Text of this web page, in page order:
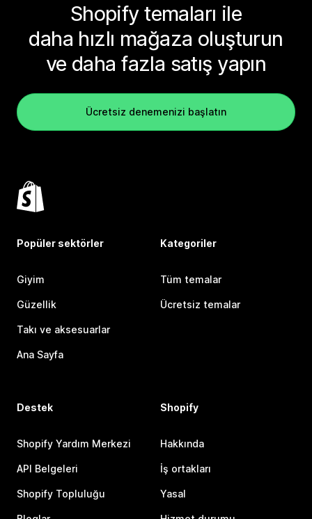
Shopify temaları ile
daha hızlı mağaza oluşturun
ve daha fazla satış yapın
Ücretsiz denemenizi başlatın
Popüler sektörler
Giyim
Güzellik
Takı ve aksesuarlar
Ana Sayfa
Kategoriler
Tüm temalar
Ücretsiz temalar
Destek
Shopify Yardım Merkezi
API Belgeleri
Shopify Topluluğu
Shopify
Hakkında
İş ortakları
Yasal